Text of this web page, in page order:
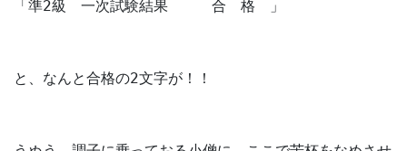
「準2級　一次試験結果　　　合　格　」
と、なんと合格の2文字が！！